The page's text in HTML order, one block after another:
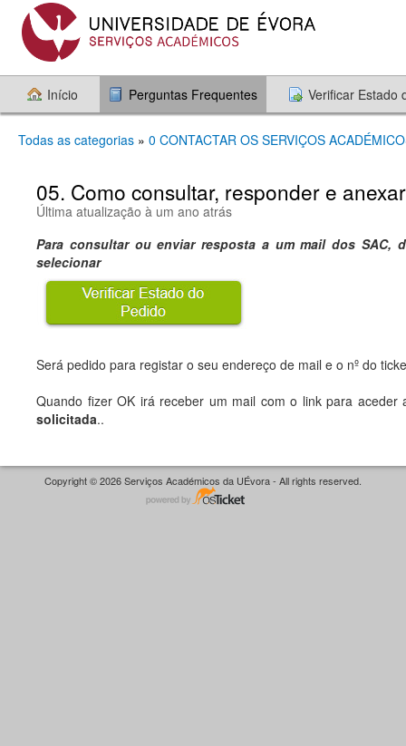
Início Perguntas Frequentes Verificar Estado
Todas as categorias » 0 CONTACTAR OS SERVIÇOS
05. Como consultar, responder e
Última atualização à um ano atrás
Para consultar ou enviar resposta a um mail dos SAC,
selecionar
Será pedido para registar o seu endereço de mail e o nº do
Quando fizer OK irá receber um mail com o link para
solicitada..
Copyright © 2026 Serviços Académicos da UÉvora - All rights reserved.